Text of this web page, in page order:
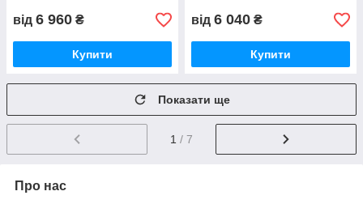
від 6 960 ₴
Купити
від 6 040 ₴
Купити
Показати ще
1 / 7
Про нас